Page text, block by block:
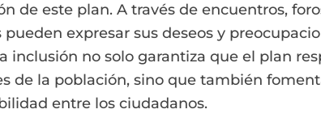
de este plan. A través de encuentros,
expresar sus deseos y
inclusión no solo garantiza que el plan
de la población, sino que también
entre los ciudadanos.